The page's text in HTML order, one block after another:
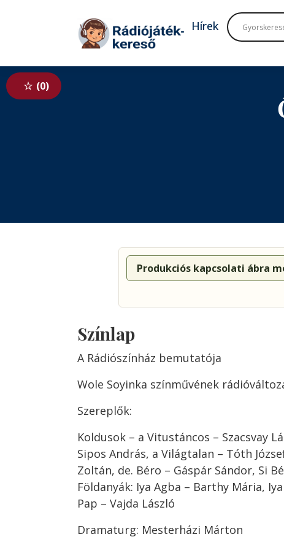
Tovább a tartalomhoz
Hírek
0
Produkciós kapcsolati ábra
Színlap
A Rádiószínház bemutatója
Wole Soyinka színművének
Szereplők:
Koldusok – a Vitustáncos – Szacsvay
Sipos András, a Világtalan – Tóth
Zoltán, de. Béro – Gáspár Sándor, Si
Földanyák: Iya Agba – Barthy Mária,
Pap – Vajda László
Dramaturg: Mesterházi Márton